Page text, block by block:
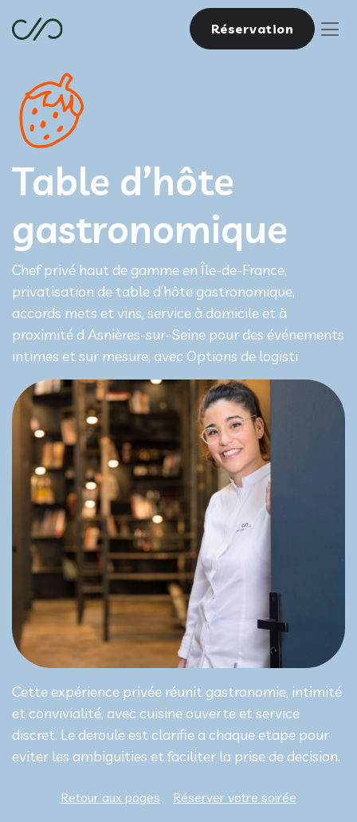
Réservation
Table d’hôte
gastronomique
Chef privé haut de gamme en Île-de-France,
privatisation de table d’hôte gastronomique,
accords mets et vins, service à domicile et à
proximité d Asnières-sur-Seine pour des événements
intimes et sur mesure, avec Options de logisti
Cette expérience privée réunit gastronomie, intimité
et convivialité, avec cuisine ouverte et service
discret. Le deroule est clarifie a chaque etape pour
eviter les ambiguities et faciliter la prise de decision.
Retour aux pages Réserver votre soirée